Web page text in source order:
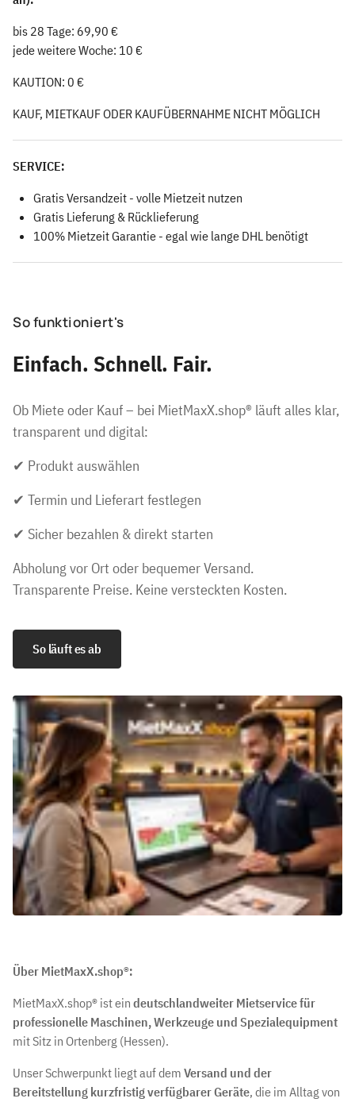
bis 28 Tage: 69,90 €
jede weitere Woche: 10 €
KAUTION: 0 €
KAUF, MIETKAUF ODER KAUFÜBERNAHME NICHT MÖGLICH
SERVICE:
Gratis Versandzeit - volle Mietzeit nutzen
Gratis Lieferung & Rücklieferung
100% Mietzeit Garantie - egal wie lange DHL benötigt
So funktioniert's
Einfach. Schnell. Fair.
Ob Miete oder Kauf – bei MietMaxX.shop® läuft alles klar,
transparent und digital:
✔ Produkt auswählen
✔ Termin und Lieferart festlegen
✔ Sicher bezahlen & direkt starten
Abholung vor Ort oder bequemer Versand.
Transparente Preise. Keine versteckten Kosten.
So läuft es ab
Über MietMaxX.shop®:
MietMaxX.shop® ist ein deutschlandweiter Mietservice für
professionelle Maschinen, Werkzeuge und Spezialequipment
mit Sitz in Ortenberg (Hessen).
Unser Schwerpunkt liegt auf dem Versand und der
Bereitstellung kurzfristig verfügbarer Geräte, die im Alltag von